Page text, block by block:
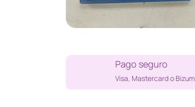
Pago seguro
Visa, Mastercard o Bizum